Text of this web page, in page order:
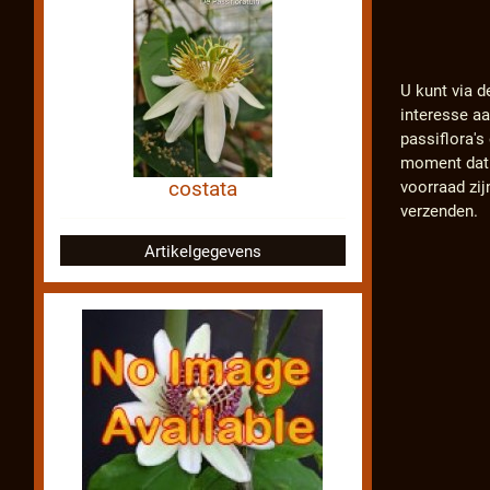
U kunt via
interesse
passiflora's
moment
voorraad
verzenden.
costata
Artikelgegevens